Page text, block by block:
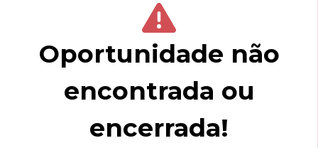
Oportunidade não
encontrada ou
encerrada!